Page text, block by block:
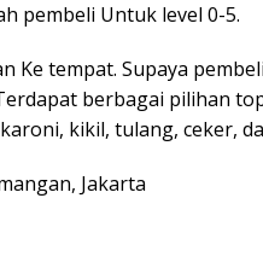
pembeli Untuk level 0-5.
Ke tempat. Supaya
berbagai pilihan
kikil, tulang, ceker,
Jakarta